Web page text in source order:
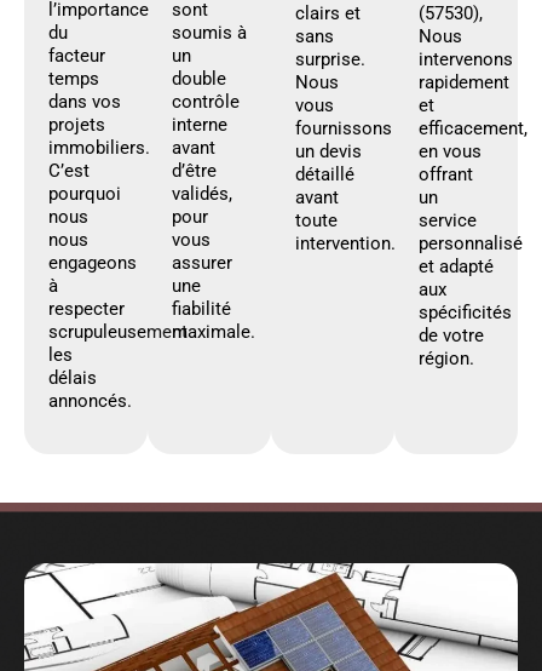
l’importance
du
facteur
temps
dans vos
projets
immobiliers.
C’est
pourquoi
nous
nous
engageons
à
respecter
scrupuleusement
les
délais
annoncés.
sont
soumis à
un
double
contrôle
interne
avant
d’être
validés,
pour
vous
assurer
une
fiabilité
maximale.
clairs et
sans
surprise.
Nous
vous
fournissons
un devis
détaillé
avant
toute
intervention.
(57530),
Nous
intervenons
rapidement
et
efficacement,
en vous
offrant
un
service
personnalisé
et adapté
aux
spécificités
de votre
région.